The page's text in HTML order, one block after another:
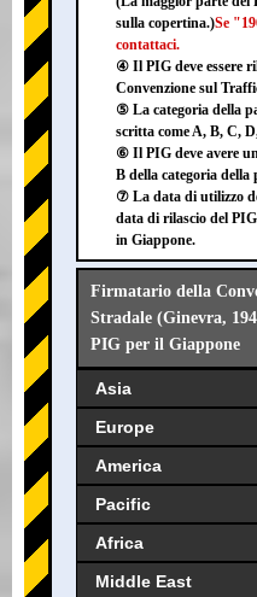
sulla copertina.)Se
contattaci.
④ Il PIG deve essere
Convenzione sul
⑤ La categoria della
scritta come A, B, C,
⑥ Il PIG deve avere
B della categoria della
⑦ La data di utilizzo
data di rilascio del
in Giappone.
Firmatario della
Stradale (Ginevra,
PIG per il Giappone
Asia
Europe
America
Pacific
Africa
Middle East